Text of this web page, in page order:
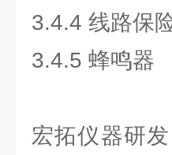
3.4.4 线路保
3.4.5 蜂鸣器
宏拓仪器研